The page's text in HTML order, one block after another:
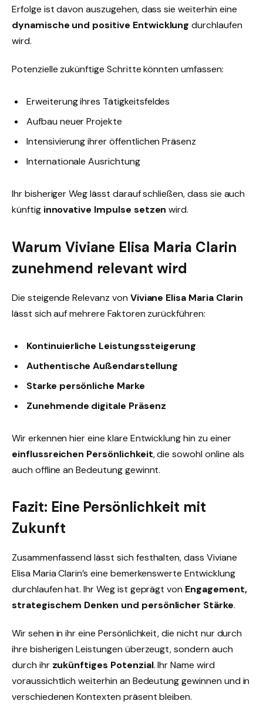
Erfolge ist davon auszugehen, dass sie weiterhin eine
dynamische und positive Entwicklung durchlaufen
wird.
Potenzielle zukünftige Schritte könnten umfassen:
Erweiterung ihres Tätigkeitsfeldes
Aufbau neuer Projekte
Intensivierung ihrer öffentlichen Präsenz
Internationale Ausrichtung
Ihr bisheriger Weg lässt darauf schließen, dass sie auch
künftig innovative Impulse setzen wird.
Warum Viviane Elisa Maria Clarin
zunehmend relevant wird
Die steigende Relevanz von Viviane Elisa Maria Clarin
lässt sich auf mehrere Faktoren zurückführen:
Kontinuierliche Leistungssteigerung
Authentische Außendarstellung
Starke persönliche Marke
Zunehmende digitale Präsenz
Wir erkennen hier eine klare Entwicklung hin zu einer
einflussreichen Persönlichkeit, die sowohl online als
auch offline an Bedeutung gewinnt.
Fazit: Eine Persönlichkeit mit
Zukunft
Zusammenfassend lässt sich festhalten, dass Viviane
Elisa Maria Clarin’s eine bemerkenswerte Entwicklung
durchlaufen hat. Ihr Weg ist geprägt von Engagement,
strategischem Denken und persönlicher Stärke.
Wir sehen in ihr eine Persönlichkeit, die nicht nur durch
ihre bisherigen Leistungen überzeugt, sondern auch
durch ihr zukünftiges Potenzial. Ihr Name wird
voraussichtlich weiterhin an Bedeutung gewinnen und in
verschiedenen Kontexten präsent bleiben.